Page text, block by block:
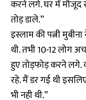
करने लगे. घर में मौजूद
तोड़ डाले.”
इस्लाम की पत्नी
थी. तभी 10-12 लोग
हुए तोड़फोड़ करने लगे.
रहे. मैं डर गई थी
भी नही थी.”